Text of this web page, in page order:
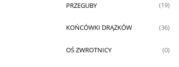
PRZEGUBY (19)
KOŃCÓWKI DRĄŻKÓW (36)
OŚ ZWROTNICY (0)